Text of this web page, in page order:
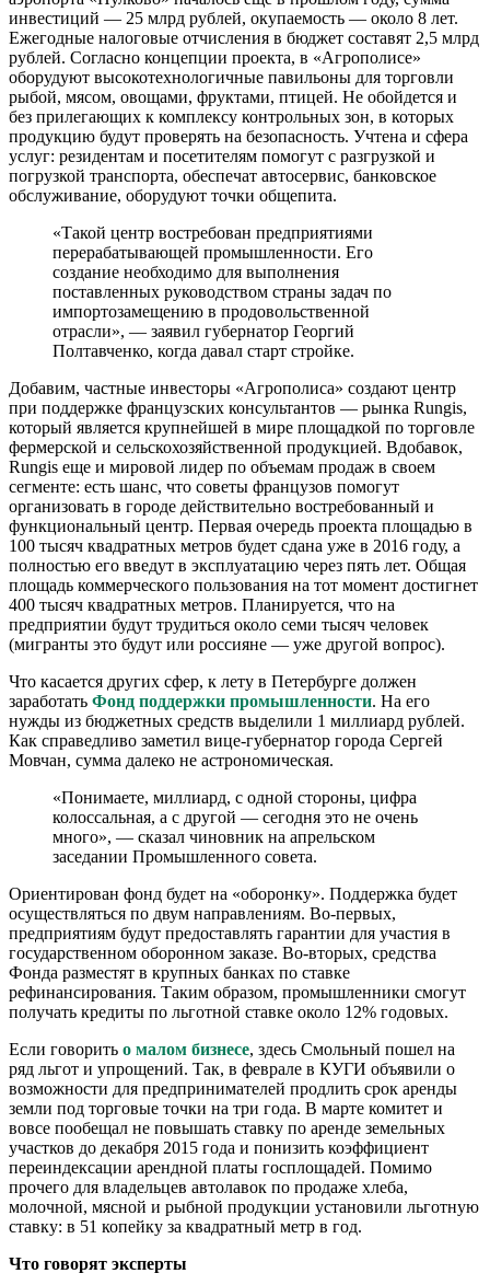
инвестиций — 25 млрд рублей, окупаемость — около 8 лет.
Ежегодные налоговые отчисления в бюджет составят 2,5 млрд
рублей. Согласно концепции проекта, в «Агрополисе»
оборудуют высокотехнологичные павильоны для торговли
рыбой, мясом, овощами, фруктами, птицей. Не обойдется и
без прилегающих к комплексу контрольных зон, в которых
продукцию будут проверять на безопасность. Учтена и сфера
услуг: резидентам и посетителям помогут с разгрузкой и
погрузкой транспорта, обеспечат автосервис, банковское
обслуживание, оборудуют точки общепита.
«Такой центр востребован предприятиями
перерабатывающей промышленности. Его
создание необходимо для выполнения
поставленных руководством страны задач по
импортозамещению в продовольственной
отрасли», — заявил губернатор Георгий
Полтавченко, когда давал старт стройке.
Добавим, частные инвесторы «Агрополиса» создают центр
при поддержке французских консультантов — рынка Rungis,
который является крупнейшей в мире площадкой по торговле
фермерской и сельскохозяйственной продукцией. Вдобавок,
Rungis еще и мировой лидер по объемам продаж в своем
сегменте: есть шанс, что советы французов помогут
организовать в городе действительно востребованный и
функциональный центр. Первая очередь проекта площадью в
100 тысяч квадратных метров будет сдана уже в 2016 году, а
полностью его введут в эксплуатацию через пять лет. Общая
площадь коммерческого пользования на тот момент достигнет
400 тысяч квадратных метров. Планируется, что на
предприятии будут трудиться около семи тысяч человек
(мигранты это будут или россияне — уже другой вопрос).
Что касается других сфер, к лету в Петербурге должен
заработать Фонд поддержки промышленности. На его
нужды из бюджетных средств выделили 1 миллиард рублей.
Как справедливо заметил вице-губернатор города Сергей
Мовчан, сумма далеко не астрономическая.
«Понимаете, миллиард, с одной стороны, цифра
колоссальная, а с другой — сегодня это не очень
много», — сказал чиновник на апрельском
заседании Промышленного совета.
Ориентирован фонд будет на «оборонку». Поддержка будет
осуществляться по двум направлениям. Во-первых,
предприятиям будут предоставлять гарантии для участия в
государственном оборонном заказе. Во-вторых, средства
Фонда разместят в крупных банках по ставке
рефинансирования. Таким образом, промышленники смогут
получать кредиты по льготной ставке около 12% годовых.
Если говорить о малом бизнесе, здесь Смольный пошел на
ряд льгот и упрощений. Так, в феврале в КУГИ объявили о
возможности для предпринимателей продлить срок аренды
земли под торговые точки на три года. В марте комитет и
вовсе пообещал не повышать ставку по аренде земельных
участков до декабря 2015 года и понизить коэффициент
переиндексации арендной платы госплощадей. Помимо
прочего для владельцев автолавок по продаже хлеба,
молочной, мясной и рыбной продукции установили льготную
ставку: в 51 копейку за квадратный метр в год.
Что говорят эксперты